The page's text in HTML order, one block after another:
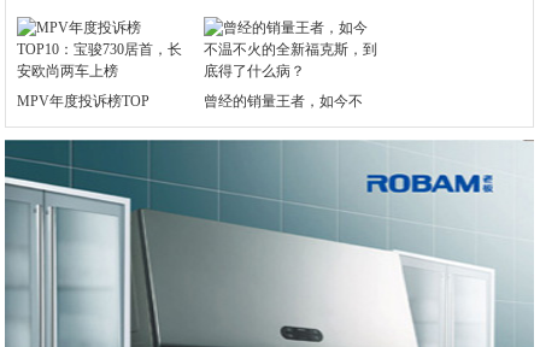
MPV年度投诉榜TOP 曾经的销量王者，如今不